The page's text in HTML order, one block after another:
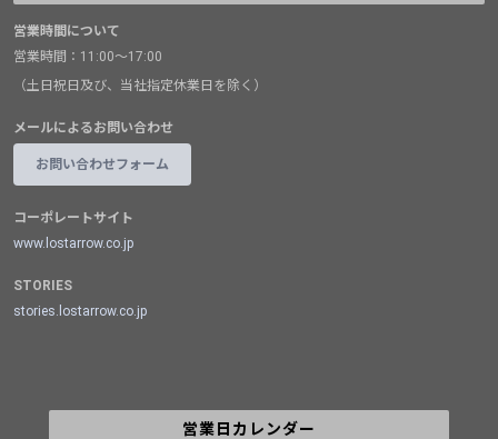
営業時間について
営業時間：11:00～17:00
（土日祝日及び、当社指定休業日を除く）
メールによるお問い合わせ
お問い合わせフォーム
コーポレートサイト
www.lostarrow.co.jp
STORIES
stories.lostarrow.co.jp
営業日カレンダー